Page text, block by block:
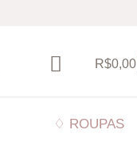
R$0,00
♢ ROUPAS